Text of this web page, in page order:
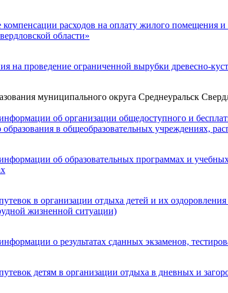
компенсации расходов на оплату жилого помещения
области»
на проведение ограниченной вырубки древесно-
муниципального округа Среднеуральск
об организации общедоступного и
образования в общеобразовательных учреждениях,
об образовательных программах и
в организации отдыха детей и их
жизненной ситуации)
о результатах сданных экзаменов,
детям в организации отдыха в дневных и